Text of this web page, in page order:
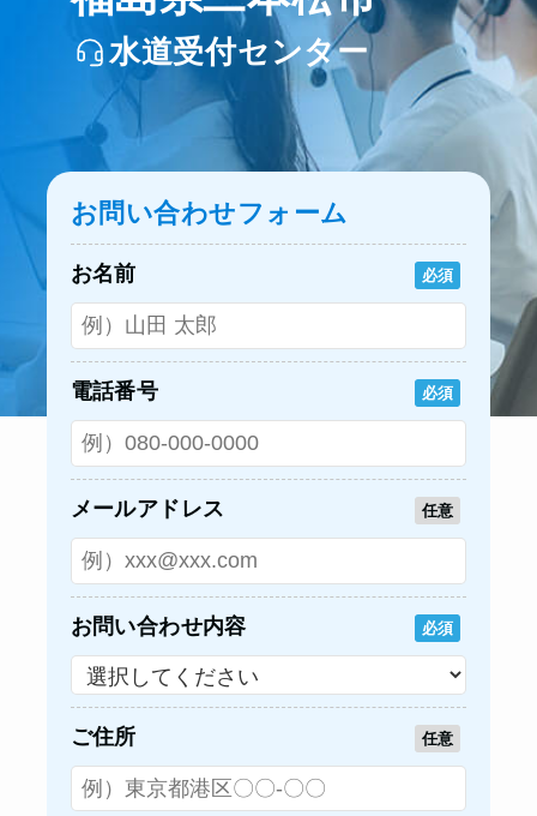
水道受付センター
お問い合わせフォーム
お名前 必須
電話番号 必須
メールアドレス 任意
お問い合わせ内容 必須
ご住所 任意